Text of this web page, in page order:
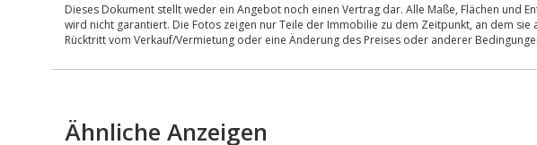
Dieses Dokument stellt weder ein Angebot noch einen Vertrag dar. Alle Maße, Flächen und
wird nicht garantiert. Die Fotos zeigen nur Teile der Immobilie zu dem Zeitpunkt, an dem
Rücktritt vom Verkauf/Vermietung oder eine Änderung des Preises oder anderer
Ähnliche Anzeigen